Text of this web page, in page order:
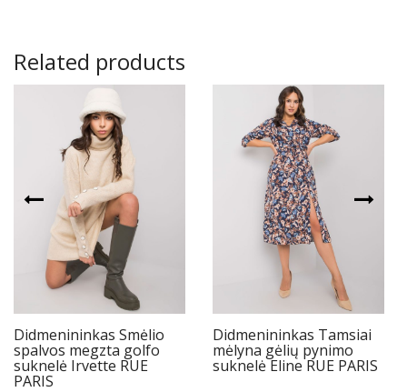
Related products
Didmenininkas Smėlio
spalvos megzta golfo
suknelė Irvette RUE
PARIS
Didmenininkas Tamsiai
mėlyna gėlių pynimo
suknelė Eline RUE PARIS